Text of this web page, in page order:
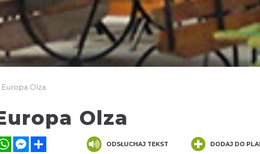
Olza
Olza
WhatsAppMessenger ODSŁUCHAJ TEKST DODAJ DO